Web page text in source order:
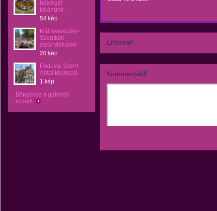
hétvégét
kivánunk.
54 kép
Mátraverebély-
Szentkúti
zarándoklatok
20 kép
Paduvai Szent
Antal kilenced
1 kép
Böngéssz a galériák
között!
Értékeld!
Kommentáld!